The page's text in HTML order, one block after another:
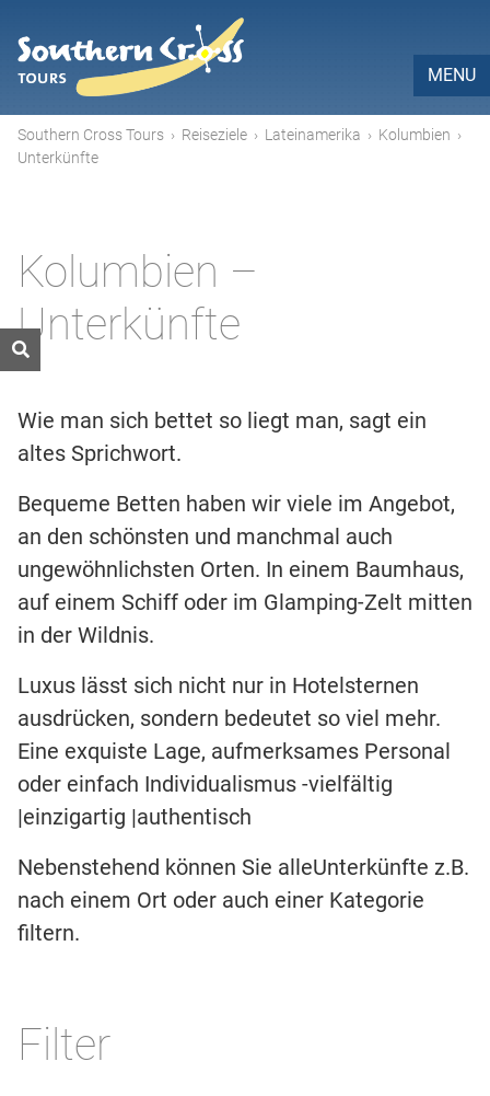
MENU
Southern Cross Tours › Reiseziele › Lateinamerika › Kolumbien ›
Unterkünfte
Kolumbien –
Unterkünfte
Wie man sich bettet so liegt man, sagt ein
altes Sprichwort.
Bequeme Betten haben wir viele im Angebot,
an den schönsten und manchmal auch
ungewöhnlichsten Orten. In einem Baumhaus,
auf einem Schiff oder im Glamping-Zelt mitten
in der Wildnis.
Luxus lässt sich nicht nur in Hotelsternen
ausdrücken, sondern bedeutet so viel mehr.
Eine exquiste Lage, aufmerksames Personal
oder einfach Individualismus -vielfältig
|einzigartig |authentisch
Nebenstehend können Sie alleUnterkünfte z.B.
nach einem Ort oder auch einer Kategorie
filtern.
Filter